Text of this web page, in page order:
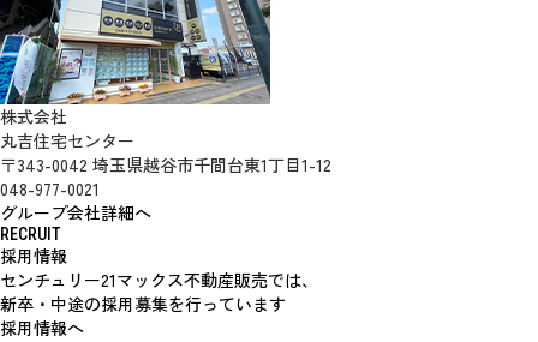
株式会社
丸吉住宅センター
〒343-0042 埼玉県越谷市千間台東1丁目1-12
048-977-0021
グループ会社詳細へ
RECRUIT
採用情報
センチュリー21マックス不動産販売では、
新卒・中途の採用募集を行っています
採用情報へ